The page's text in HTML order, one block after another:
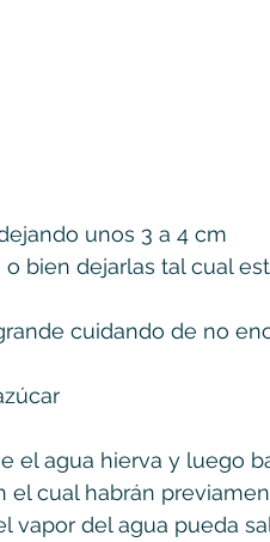
unos 3 a 4 cm
bien dejarlas tal cual
cuidando de no
el agua hierva y luego
el cual habrán
vapor del agua pueda